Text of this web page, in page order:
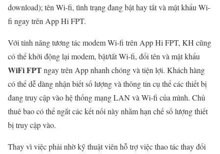
download); tên Wi-fi, tình trạng đang bật hay tắt và mật khẩu Wi-
fi ngay trên App Hi FPT.
Với tính năng tương tác modem Wi-fi trên App Hi FPT, KH cũng
có thể khởi động lại modem, bật/tắt Wi-fi, đổi tên và mật khẩu
WiFi FPTngay trên App nhanh chóng và tiện lợi. Khách hàng
có thể dễ dàng nhận biết số lượng và thông tin cụ thể các thiết bị
đang truy cập vào hệ thống mạng LAN và Wi-fi của mình. Chủ
thuê bao có thể ngắt các kết nối này nhằm hạn chế số lượng thiết
bị truy cập vào.
Thay vì việc phải nhờ kỹ thuật viên hỗ trợ việc thao tác thay đổi